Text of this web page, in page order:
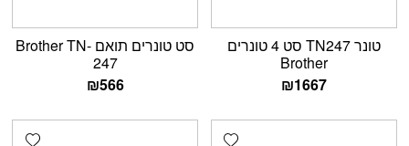
‏טונר TN247 סט 4 טונרים
Brother
₪1667
סט טונרים תואם Brother TN-
247
₪566
Add wishlist